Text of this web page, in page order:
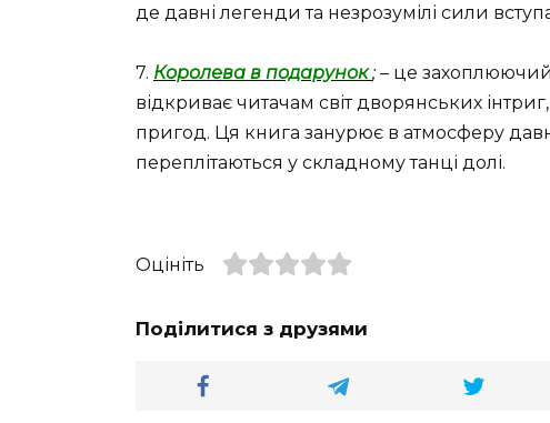
де давні легенди та незрозумілі сили
7. Королева в подарунок;– це
відкриває читачам світ дворянських
пригод. Ця книга занурює в атмосферу
переплітаються у складному танці долі.
Оцініть
Поділитися з друзями